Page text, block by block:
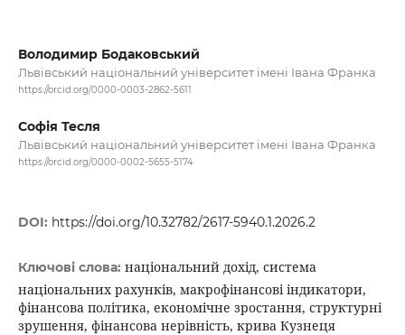
Володимир Бодаковський
Львівський національний університет імені Івана Франка
https://orcid.org/0000-0003-2862-5611
Софія Тесля
Львівський національний університет імені Івана Франка
https://orcid.org/0000-0002-5655-5174
DOI: https://doi.org/10.32782/2617-5940.1.2026.2
Ключові слова: національний дохід, система
національних рахунків, макрофінансові індикатори,
фінансова політика, економічне зростання, структурні
зрушення, фінансова нерівність, крива Кузнеця